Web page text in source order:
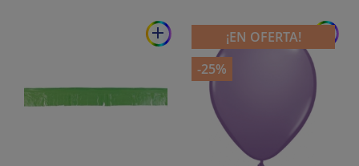
add add
¡EN OFERTA!
-25%